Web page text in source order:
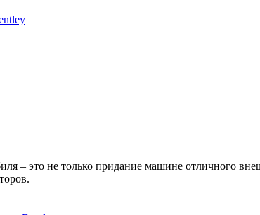
– это не только придание машине отличного